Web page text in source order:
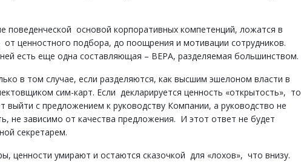
поведенческой основой корпоративных компетенций, ложатся в
ценностного подбора, до поощрения и мотивации сотрудников.
есть еще одна составляющая – ВЕРА, разделяемая большинством.
в том случае, если разделяются, как высшим эшелоном власти в
сим-карт. Если декларируется ценность «открытость», то
с предложением к руководству Компании, а руководство не
не зависимо от качества предложения. И этот ответ не будет
секретарем.
ценности умирают и остаются сказочкой для «лохов», что внизу.